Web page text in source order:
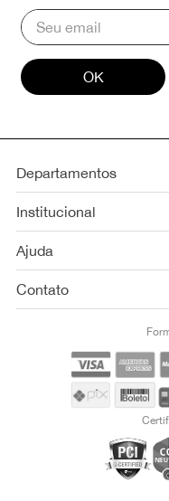
OK
Departamentos
Institucional
Ajuda
Contato